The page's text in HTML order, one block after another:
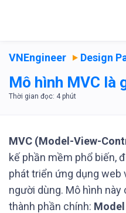
VNEngineer Design
Mô hình MVC là
MVC (Model-View-
kế phần mềm phổ biến,
phát triển ứng dụng web
người dùng. Mô hình này
thành phần chính: Model